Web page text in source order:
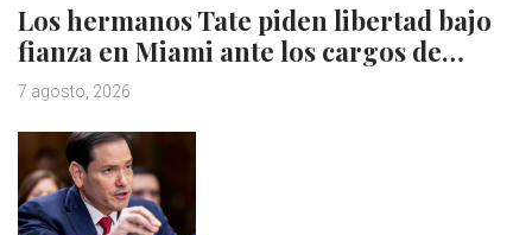
Los hermanos Tate piden libertad bajo
fianza en Miami ante los cargos de…
7 agosto, 2026